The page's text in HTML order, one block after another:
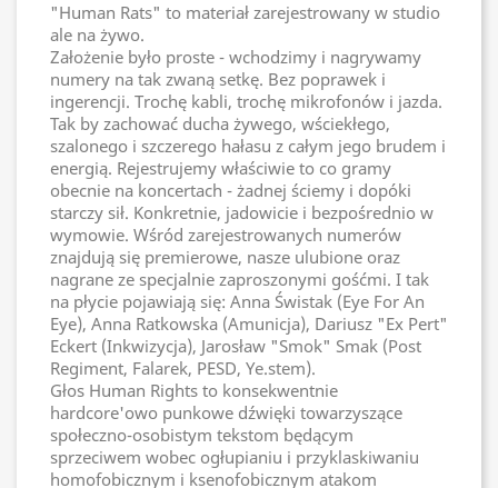
"Human Rats" to materiał zarejestrowany w studio
ale na żywo.
Założenie było proste - wchodzimy i nagrywamy
numery na tak zwaną setkę. Bez poprawek i
ingerencji. Trochę kabli, trochę mikrofonów i jazda.
Tak by zachować ducha żywego, wściekłego,
szalonego i szczerego hałasu z całym jego brudem i
energią. Rejestrujemy właściwie to co gramy
obecnie na koncertach - żadnej ściemy i dopóki
starczy sił. Konkretnie, jadowicie i bezpośrednio w
wymowie. Wśród zarejestrowanych numerów
znajdują się premierowe, nasze ulubione oraz
nagrane ze specjalnie zaproszonymi gośćmi. I tak
na płycie pojawiają się: Anna Świstak (Eye For An
Eye), Anna Ratkowska (Amunicja), Dariusz "Ex Pert"
Eckert (Inkwizycja), Jarosław "Smok" Smak (Post
Regiment, Falarek, PESD, Ye.stem).
Głos Human Rights to konsekwentnie
hardcore'owo punkowe dźwięki towarzyszące
społeczno-osobistym tekstom będącym
sprzeciwem wobec ogłupianiu i przyklaskiwaniu
homofobicznym i ksenofobicznym atakom